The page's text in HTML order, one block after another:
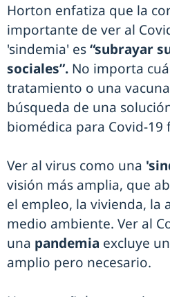
Horton enfatiza que la
importante de ver al
'sindemia' es“subrayar
sociales”. No importa
tratamiento o una
búsqueda de una
biomédica para Covid-19
Ver al virus como una
visión más amplia, que
el empleo, la vivienda, la
medio ambiente. Ver al
una pandemia excluye
amplio pero necesario.